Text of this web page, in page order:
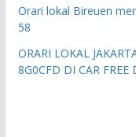
Orari lokal Bireuen
58
ORARI LOKAL
8G0CFD DI CAR FREE